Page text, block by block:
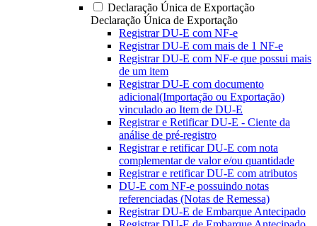
Declaração Única de Exportação
Declaração Única de Exportação
Registrar DU-E com NF-e
Registrar DU-E com mais de 1 NF-e
Registrar DU-E com NF-e que possui mais
de um item
Registrar DU-E com documento
adicional(Importação ou Exportação)
vinculado ao Item de DU-E
Registrar e Retificar DU-E - Ciente da
análise de pré-registro
Registrar e retificar DU-E com nota
complementar de valor e/ou quantidade
Registrar e retificar DU-E com atributos
DU-E com NF-e possuindo notas
referenciadas (Notas de Remessa)
Registrar DU-E de Embarque Antecipado